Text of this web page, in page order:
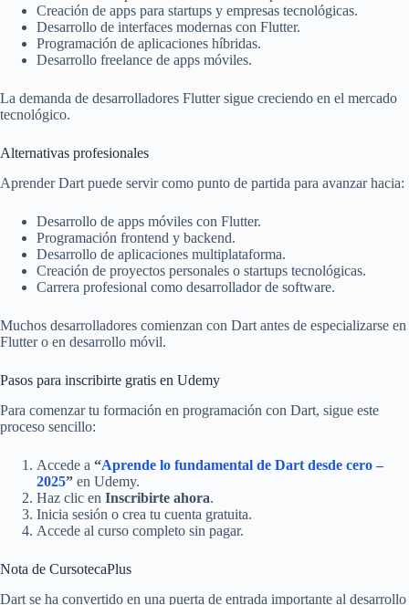
Creación de apps para startups y empresas tecnológicas.
Desarrollo de interfaces modernas con Flutter.
Programación de aplicaciones híbridas.
Desarrollo freelance de apps móviles.
La demanda de desarrolladores Flutter sigue creciendo en el mercado
tecnológico.
Alternativas profesionales
Aprender Dart puede servir como punto de partida para avanzar hacia:
Desarrollo de apps móviles con Flutter.
Programación frontend y backend.
Desarrollo de aplicaciones multiplataforma.
Creación de proyectos personales o startups tecnológicas.
Carrera profesional como desarrollador de software.
Muchos desarrolladores comienzan con Dart antes de especializarse en
Flutter o en desarrollo móvil.
Pasos para inscribirte gratis en Udemy
Para comenzar tu formación en programación con Dart, sigue este
proceso sencillo:
Accede a “Aprende lo fundamental de Dart desde cero –
2025” en Udemy.
Haz clic en Inscribirte ahora.
Inicia sesión o crea tu cuenta gratuita.
Accede al curso completo sin pagar.
Nota de CursotecaPlus
Dart se ha convertido en una puerta de entrada importante al desarrollo